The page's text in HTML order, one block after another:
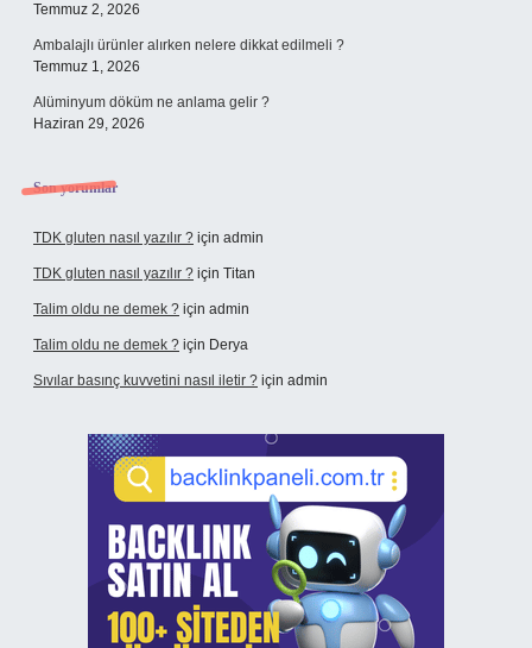
Temmuz 2, 2026
Ambalajlı ürünler alırken nelere dikkat edilmeli ?
Temmuz 1, 2026
Alüminyum döküm ne anlama gelir ?
Haziran 29, 2026
Son yorumlar
TDK gluten nasıl yazılır ? için admin
TDK gluten nasıl yazılır ? için Titan
Talim oldu ne demek ? için admin
Talim oldu ne demek ? için Derya
Sıvılar basınç kuvvetini nasıl iletir ? için admin